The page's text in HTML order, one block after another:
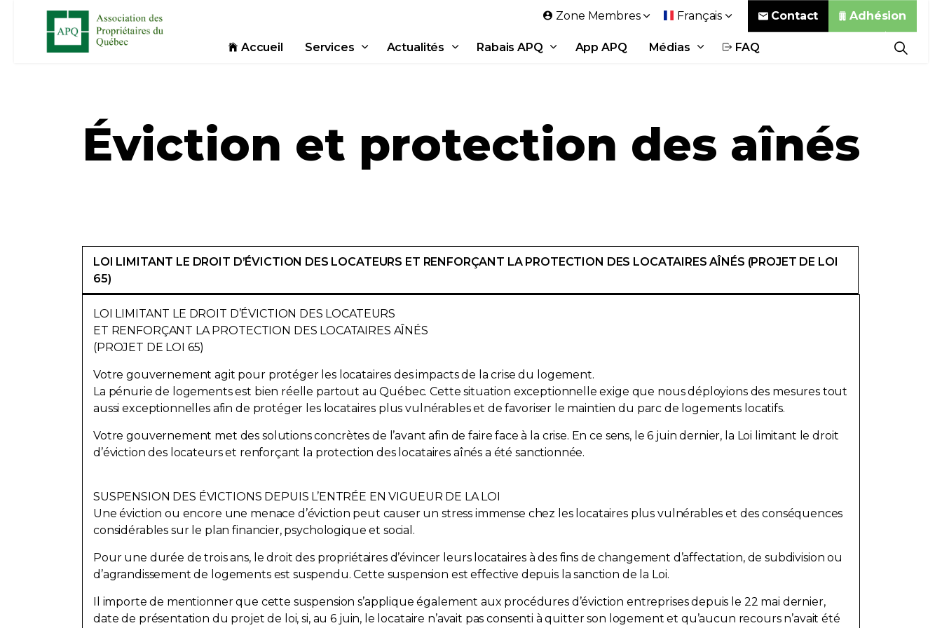
Accueil Services Actualités Rabais APQ App APQ Médias FAQ
Zone Membres Français Contact Adhésion
Éviction et protection des aînés
LOI LIMITANT LE DROIT D’ÉVICTION DES LOCATEURS ET RENFORÇANT LA PROTECTION DES LOCATAIRES AÎNÉS (PROJET DE LOI
65)
LOI LIMITANT LE DROIT D’ÉVICTION DES LOCATEURS
ET RENFORÇANT LA PROTECTION DES LOCATAIRES AÎNÉS
(PROJET DE LOI 65)
Votre gouvernement agit pour protéger les locataires des impacts de la crise du logement.
La pénurie de logements est bien réelle partout au Québec. Cette situation exceptionnelle exige que nous déployions des mesures tout
aussi exceptionnelles afin de protéger les locataires plus vulnérables et de favoriser le maintien du parc de logements locatifs.
Votre gouvernement met des solutions concrètes de l’avant afin de faire face à la crise. En ce sens, le 6 juin dernier, la Loi limitant le droit
d’éviction des locateurs et renforçant la protection des locataires aînés a été sanctionnée.
SUSPENSION DES ÉVICTIONS DEPUIS L’ENTRÉE EN VIGUEUR DE LA LOI
Une éviction ou encore une menace d’éviction peut causer un stress immense chez les locataires plus vulnérables et des conséquences
considérables sur le plan financier, psychologique et social.
Pour une durée de trois ans, le droit des propriétaires d’évincer leurs locataires à des fins de changement d’affectation, de subdivision ou
d’agrandissement de logements est suspendu. Cette suspension est effective depuis la sanction de la Loi.
Il importe de mentionner que cette suspension s’applique également aux procédures d’éviction entreprises depuis le 22 mai dernier,
date de présentation du projet de loi, si, au 6 juin, le locataire n’avait pas consenti à quitter son logement et qu’aucun recours n’avait été